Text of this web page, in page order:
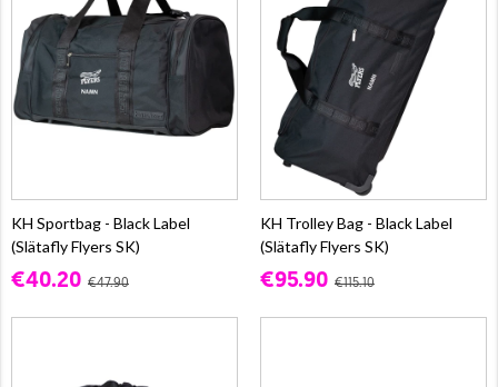
KH Sportbag - Black Label
(Slätafly Flyers SK)
€40.20 €47.90
KH Trolley Bag - Black Label
(Slätafly Flyers SK)
€95.90 €115.10